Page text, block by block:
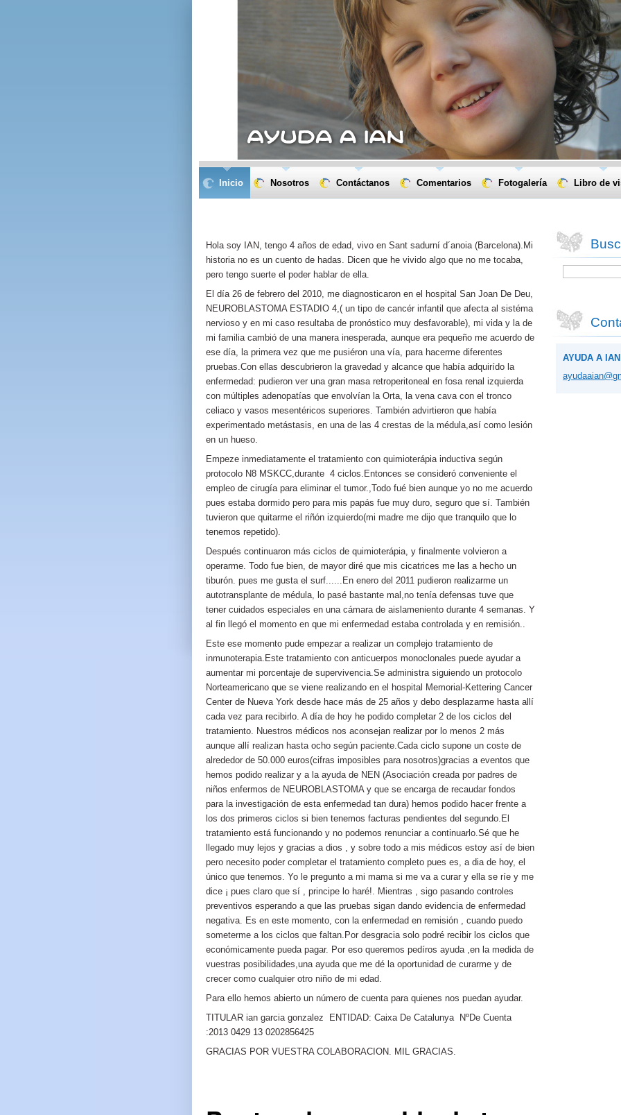
Hola soy IAN, tengo 4 años de edad, vivo en Sant sadurní d´anoia (Barcelona).Mi
historia no es un cuento de hadas. Dicen que he vivido algo que no me tocaba,
pero tengo suerte el poder hablar de ella.
El día 26 de febrero del 2010, me diagnosticaron en el hospital San Joan De Deu,
NEUROBLASTOMA ESTADIO 4,( un tipo de cancér infantil que afecta al sistéma
nervioso y en mi caso resultaba de pronóstico muy desfavorable), mi vida y la de
mi familia cambió de una manera inesperada, aunque era pequeño me acuerdo de
ese día, la primera vez que me pusiéron una vía, para hacerme diferentes
pruebas.Con ellas descubrieron la gravedad y alcance que había adquirído la
enfermedad: pudieron ver una gran masa retroperitoneal en fosa renal izquierda
con múltiples adenopatías que envolvían la Orta, la vena cava con el tronco
celiaco y vasos mesentéricos superiores. También advirtieron que había
experimentado metástasis, en una de las 4 crestas de la médula,así como lesión
en un hueso.
Empeze inmediatamente el tratamiento con quimioterápia inductiva según
protocolo N8 MSKCC,durante 4 ciclos.Entonces se consideró conveniente el
empleo de cirugía para eliminar el tumor.,Todo fué bien aunque yo no me acuerdo
pues estaba dormido pero para mis papás fue muy duro, seguro que sí. También
tuvieron que quitarme el riñón izquierdo(mi madre me dijo que tranquilo que lo
tenemos repetido).
Después continuaron más ciclos de quimioterápia, y finalmente volvieron a
operarme. Todo fue bien, de mayor diré que mis cicatrices me las a hecho un
tiburón. pues me gusta el surf......En enero del 2011 pudieron realizarme un
autotransplante de médula, lo pasé bastante mal,no tenía defensas tuve que
tener cuidados especiales en una cámara de aislameniento durante 4 semanas. Y
al fin llegó el momento en que mi enfermedad estaba controlada y en remisión..
Este ese momento pude empezar a realizar un complejo tratamiento de
inmunoterapia.Este tratamiento con anticuerpos monoclonales puede ayudar a
aumentar mi porcentaje de supervivencia.Se administra siguiendo un protocolo
Norteamericano que se viene realizando en el hospital Memorial-Kettering Cancer
Center de Nueva York desde hace más de 25 años y debo desplazarme hasta allí
cada vez para recibirlo. A día de hoy he podido completar 2 de los ciclos del
tratamiento. Nuestros médicos nos aconsejan realizar por lo menos 2 más
aunque allí realizan hasta ocho según paciente.Cada ciclo supone un coste de
alrededor de 50.000 euros(cifras imposibles para nosotros)gracias a eventos que
hemos podido realizar y a la ayuda de NEN (Asociación creada por padres de
niños enfermos de NEUROBLASTOMA y que se encarga de recaudar fondos
para la investigación de esta enfermedad tan dura) hemos podido hacer frente a
los dos primeros ciclos si bien tenemos facturas pendientes del segundo.El
tratamiento está funcionando y no podemos renunciar a continuarlo.Sé que he
llegado muy lejos y gracias a dios , y sobre todo a mis médicos estoy así de bien
pero necesito poder completar el tratamiento completo pues es, a dia de hoy, el
único que tenemos. Yo le pregunto a mi mama si me va a curar y ella se ríe y me
dice ¡ pues claro que sí , principe lo haré!. Mientras , sigo pasando controles
preventivos esperando a que las pruebas sigan dando evidencia de enfermedad
negativa. Es en este momento, con la enfermedad en remisión , cuando puedo
someterme a los ciclos que faltan.Por desgracia solo podré recibir los ciclos que
económicamente pueda pagar. Por eso queremos pedíros ayuda ,en la medida de
vuestras posibilidades,una ayuda que me dé la oportunidad de curarme y de
crecer como cualquier otro niño de mi edad.
Para ello hemos abierto un número de cuenta para quienes nos puedan ayudar.
TITULAR ian garcia gonzalez ENTIDAD: Caixa De Catalunya NºDe Cuenta
:2013 0429 13 0202856425
GRACIAS POR VUESTRA COLABORACION. MIL GRACIAS.
AYUDA A IAN
ayudaaia
Inicio Nosotros Contáctanos Comentarios Fotogalería Libro de